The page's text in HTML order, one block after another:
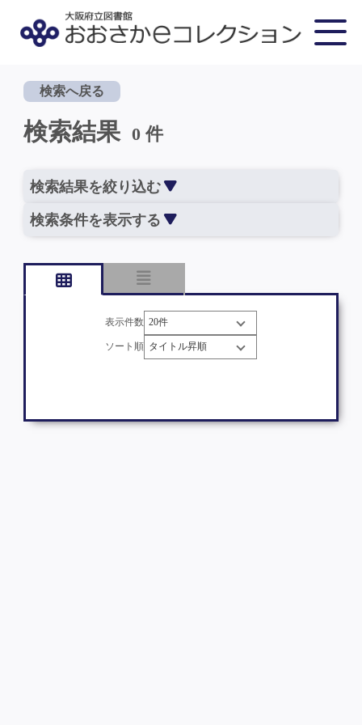
検索へ戻る
検索結果 0 件
検索結果を絞り込む
検索条件を表示する
表示件数
ソート順